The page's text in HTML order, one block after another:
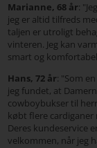
Marianne, 68 år:
jeg er altid tilfreds
taljen er utroligt
vinteren. Jeg kan
smart og
Hans, 72 år: "Som
jeg fundet, at
cowboybukser til
købt flere cardiganer
Deres kundeservice
velkommen, når jeg